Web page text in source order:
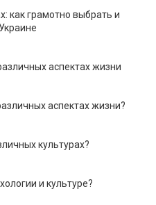
как грамотно выбрать и
аспектах жизни
аспектах жизни?
культурах?
и культуре?